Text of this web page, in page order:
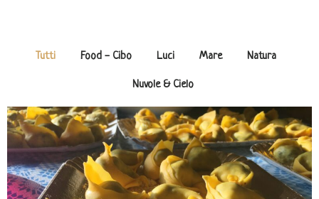
Tutti Food - Cibo Luci Mare Natura
Nuvole & Cielo